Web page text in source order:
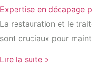
Expertise en décapage
La restauration et le
sont cruciaux pour
Lire la suite »